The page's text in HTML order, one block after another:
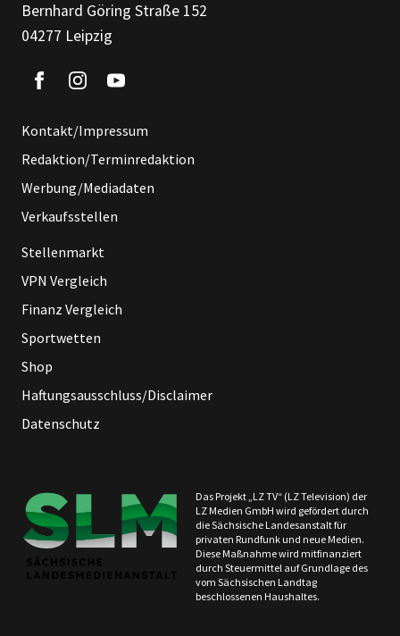
Bernhard Göring Straße 152
04277 Leipzig
Kontakt/Impressum
Redaktion/Terminredaktion
Werbung/Mediadaten
Verkaufsstellen
Stellenmarkt
VPN Vergleich
Finanz Vergleich
Sportwetten
Shop
Haftungsausschluss/Disclaimer
Datenschutz
Das Projekt „LZ TV“ (LZ Television) der
LZ Medien GmbH wird gefördert durch
die Sächsische Landesanstalt für
privaten Rundfunk und neue Medien.
Diese Maßnahme wird mitfinanziert
durch Steuermittel auf Grundlage des
vom Sächsischen Landtag
beschlossenen Haushaltes.